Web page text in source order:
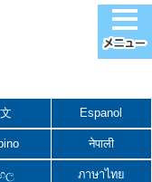
Espanol
नेपाली
ภาษาไทย